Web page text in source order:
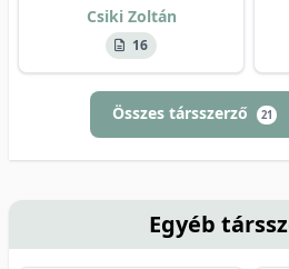
Csiki Zoltán
16
Összes társszerző 21
Egyéb